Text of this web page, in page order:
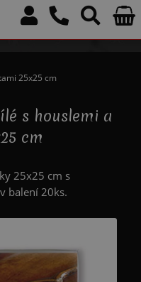
25x25 cm
s houslemi a
cm
25x25 cm s
balení 20ks.